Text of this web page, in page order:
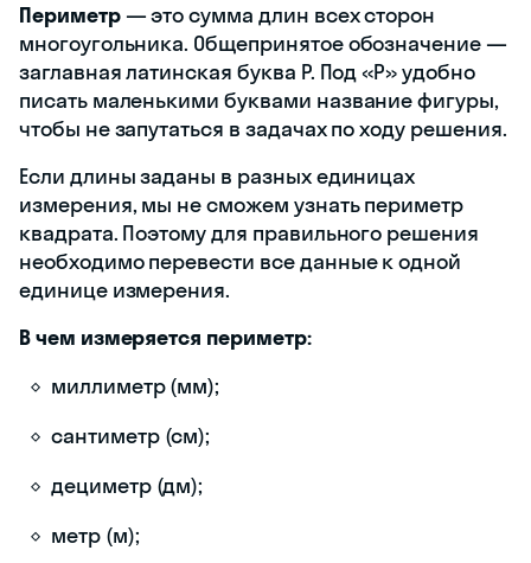
Периметр— это сумма длин всех сторон
многоугольника. Общепринятое обозначение —
заглавная латинская буква P. Под «P» удобно
писать маленькими буквами название фигуры,
чтобы не запутаться в задачах по ходу решения.
Если длины заданы в разных единицах
измерения, мы не сможем узнать периметр
квадрата. Поэтому для правильного решения
необходимо перевести все данные к одной
единице измерения.
В чем измеряется периметр:
миллиметр (мм);
сантиметр (см);
дециметр (дм);
метр (м);